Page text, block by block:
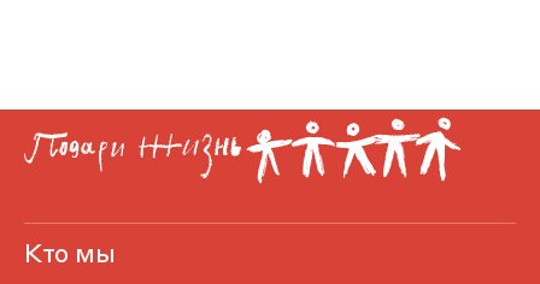
Кто мы